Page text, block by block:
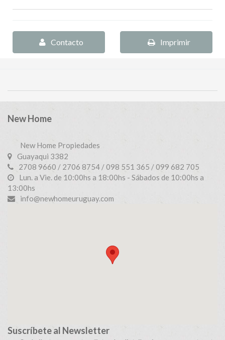
Contacto Imprimir
New Home
New Home Propiedades
Guayaqui 3382
2708 9660 / 2706 8754 / 098 551 365 / 099 682 705
Lun. a Vie. de 10:00hs a 18:00hs - Sábados de 10:00hs a
13:00hs
info@newhomeuruguay.com
Suscríbete al Newsletter